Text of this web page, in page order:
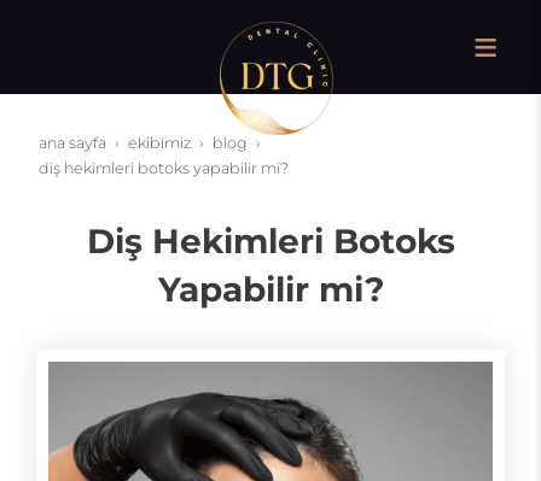
ana sayfa ekibimiz
blog
diş hekimleri botoks yapabilir mi?
Diş Hekimleri Botoks
Yapabilir mi?